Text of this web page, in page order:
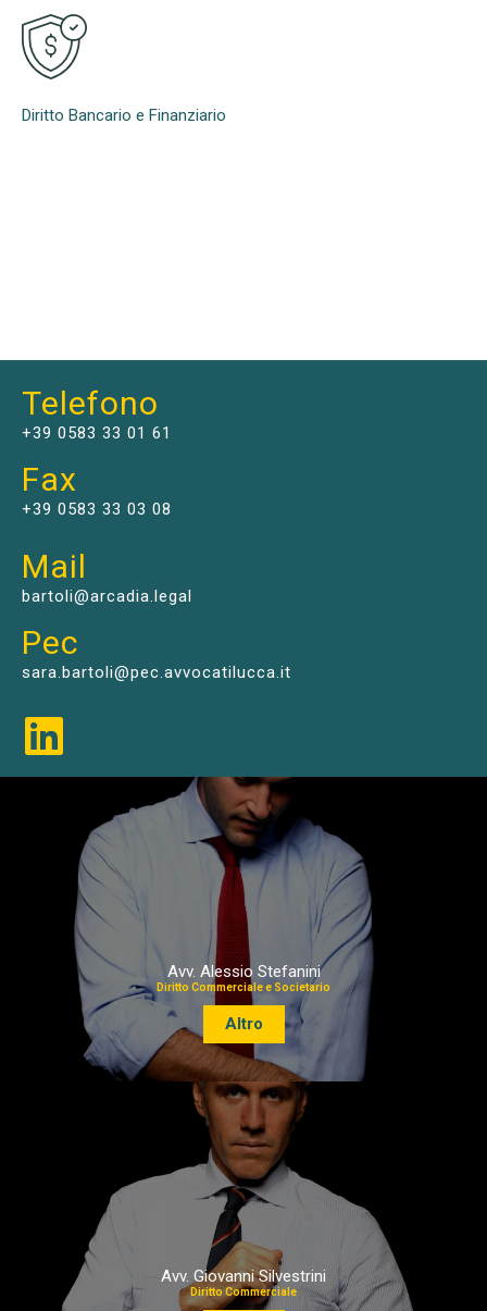
Diritto Bancario e Finanziario
Telefono
+39 0583 33 01 61
Fax
+39 0583 33 03 08
Mail
bartoli@arcadia.legal
Pec
sara.bartoli@pec.avvocatilucca.it
Avv. Alessio Stefanini
Diritto Commerciale e Societario
Altro
Avv. Giovanni Silvestrini
Diritto Commerciale